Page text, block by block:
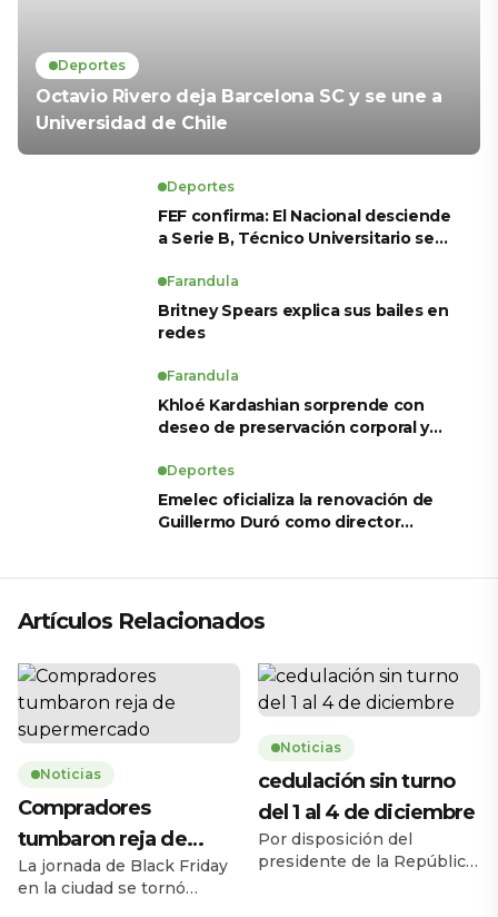
Deportes
Octavio Rivero deja Barcelona SC y se une a
Universidad de Chile
Deportes
FEF confirma: El Nacional desciende
a Serie B, Técnico Universitario se
para LigaPro 2026
Farandula
Britney Spears explica sus bailes en
redes
Farandula
Khloé Kardashian sorprende con
deseo de preservación corporal y
Deportes
Emelec oficializa la renovación de
Guillermo Duró como director
Artículos Relacionados
Noticias
Compradores
tumbaron reja de
supermercado
La jornada de Black Friday
en la ciudad se tornó
Noticias
cedulación sin turno
del 1 al 4 de diciembre
Por disposición del
presidente de la República,